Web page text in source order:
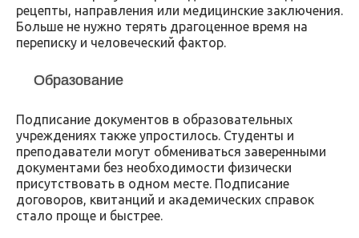
рецепты, направления или медицинские заключения.
Больше не нужно терять драгоценное время на
переписку и человеческий фактор.
Образование
Подписание документов в образовательных
учреждениях также упростилось. Студенты и
преподаватели могут обмениваться заверенными
документами без необходимости физически
присутствовать в одном месте. Подписание
договоров, квитанций и академических справок
стало проще и быстрее.